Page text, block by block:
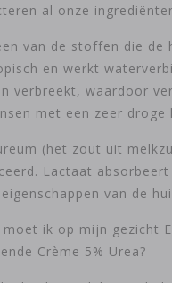
al onze
van de stoffen die de
en werkt
verbreekt, waardoor
met een zeer droge
(het zout uit
Lactaat
van de
moet ik op mijn gezicht
Crème 5% Urea?